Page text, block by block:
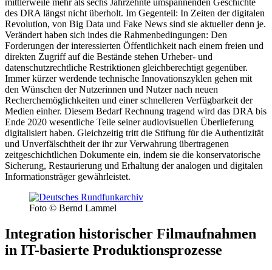
mittlerweile mehr als sechs Jahrzehnte umspannenden Geschichte
des DRA längst nicht überholt. Im Gegenteil: In Zeiten der digitalen
Revolution, von Big Data und Fake News sind sie aktueller denn je.
Verändert haben sich indes die Rahmenbedingungen: Den
Forderungen der interessierten Öffentlichkeit nach einem freien und
direkten Zugriff auf die Bestände stehen Urheber- und
datenschutzrechtliche Restriktionen gleichberechtigt gegenüber.
Immer kürzer werdende technische Innovationszyklen gehen mit
den Wünschen der Nutzerinnen und Nutzer nach neuen
Recherchemöglichkeiten und einer schnelleren Verfügbarkeit der
Medien einher. Diesem Bedarf Rechnung tragend wird das DRA bis
Ende 2020 wesentliche Teile seiner audiovisuellen Überlieferung
digitalisiert haben. Gleichzeitig tritt die Stiftung für die Authentizität
und Unverfälschtheit der ihr zur Verwahrung übertragenen
zeitgeschichtlichen Dokumente ein, indem sie die konservatorische
Sicherung, Restaurierung und Erhaltung der analogen und digitalen
Informationsträger gewährleistet.
Foto © Bernd Lammel
Integration historischer Filmaufnahmen
in IT-basierte Produktionsprozesse